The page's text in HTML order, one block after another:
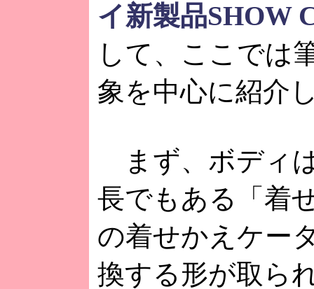
イ新製品SHOW
して、ここでは
象を中心に紹介
まず、ボディ
長でもある「着
の着せかえケー
換する形が取ら